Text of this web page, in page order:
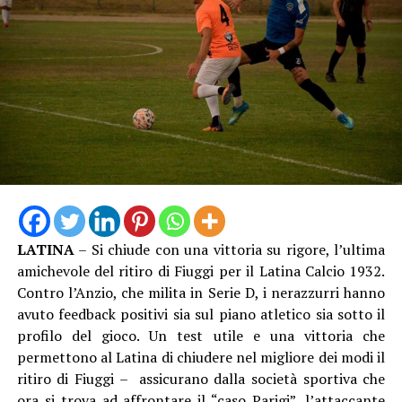
torcia non rappresenta soltanto un oggetto di
straordinario valore simbolico, ma racchiude la passione,
l’energia e lo spirito di coesione che la città di Latina ha
saputo esprimere lo scorso 26 dicembre, suscitando
l’apprezzamento della Fondazione Milano Cortina 2026,
che ha voluto congratularsi con la comunità e
ringraziarla con questo significativo omaggio. È il segno
tangibile di una città capace di unirsi, di accogliere
grandi eventi e di proiettarsi con entusiasmo verso i
LATINA– Si chiude con una vittoria su rigore, l’ultima
amichevole del ritiro di Fiuggi per il Latina Calcio 1932.
Contro l’Anzio, che milita in Serie D, i nerazzurri hanno
avuto feedback positivi sia sul piano atletico sia sotto il
profilo del gioco. Un test utile e una vittoria che
permettono al Latina di chiudere nel migliore dei modi il
ritiro di Fiuggi – assicurano dalla società sportiva che